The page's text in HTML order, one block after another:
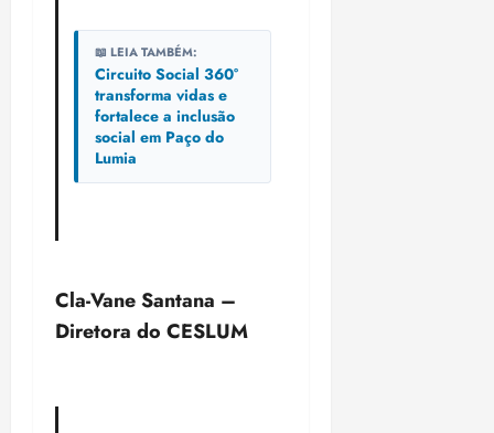
📖 LEIA TAMBÉM:
Circuito Social 360°
transforma vidas e
fortalece a inclusão
social em Paço do
Lumia
Cla-Vane Santana –
Diretora do CESLUM